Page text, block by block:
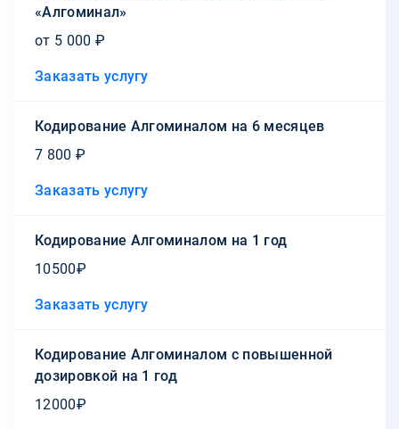
«Алгоминал»
от 5 000 ₽
Заказать услугу
Кодирование Алгоминалом на 6 месяцев
7 800 ₽
Заказать услугу
Кодирование Алгоминалом на 1 год
10500₽
Заказать услугу
Кодирование Алгоминалом с повышенной
дозировкой на 1 год
12000₽